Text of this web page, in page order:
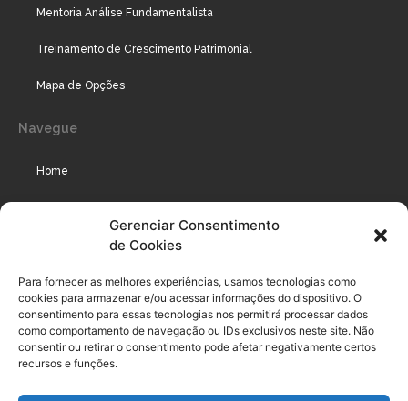
Gerenciar Consentimento
de Cookies
Para fornecer as melhores experiências, usamos tecnologias como
cookies para armazenar e/ou acessar informações do dispositivo. O
consentimento para essas tecnologias nos permitirá processar dados
como comportamento de navegação ou IDs exclusivos neste site. Não
consentir ou retirar o consentimento pode afetar negativamente certos
recursos e funções.
Mentoria Análise Fundamentalista
Treinamento de Crescimento Patrimonial
Mapa de Opções
Navegue
Home
Podcast
Legal